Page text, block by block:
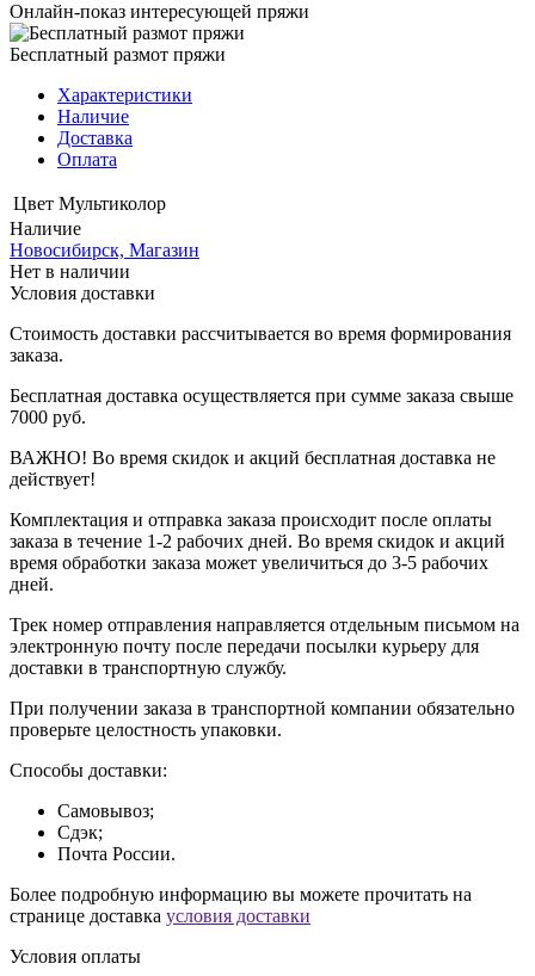
Онлайн-показ интересующей пряжи
Бесплатный размот пряжи
Характеристики
Наличие
Доставка
Оплата
Цвет Мультиколор
Наличие
Новосибирск, Магазин
Нет в наличии
Условия доставки
Стоимость доставки рассчитывается во время формирования
заказа.
Бесплатная доставка осуществляется при сумме заказа свыше
7000 руб.
ВАЖНО! Во время скидок и акций бесплатная доставка не
действует!
Комплектация и отправка заказа происходит после оплаты
заказа в течение 1-2 рабочих дней. Во время скидок и акций
время обработки заказа может увеличиться до 3-5 рабочих
дней.
Трек номер отправления направляется отдельным письмом на
электронную почту после передачи посылки курьеру для
доставки в транспортную службу.
При получении заказа в транспортной компании обязательно
проверьте целостность упаковки.
Способы доставки:
Самовывоз;
Сдэк;
Почта России.
Более подробную информацию вы можете прочитать на
странице доставка условия доставки
Условия оплаты